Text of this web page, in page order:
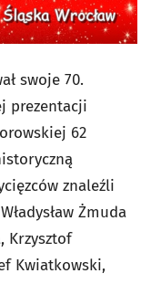
swoje 70.
prezentacji
62
znaleźli
Żmuda
Krzysztof
Kwiatkowski,